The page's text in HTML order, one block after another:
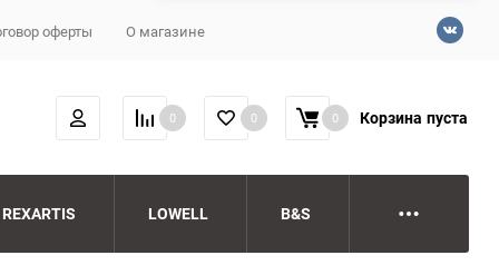
оферты О магазине
0 0 0 Корзина пуста
REXARTIS LOWELL B&S